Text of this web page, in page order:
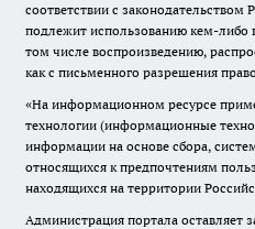
соответствии с законодательством
подлежит использованию кем-либо
том числе воспроизведению,
как с письменного разрешения
«На информационном ресурсе
технологии (информационные
информации на основе сбора,
относящихся к предпочтениям
находящихся на территории
Администрация портала оставляет